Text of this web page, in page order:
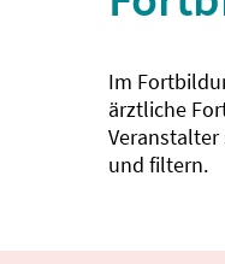
Im
ärztliche
und filtern.